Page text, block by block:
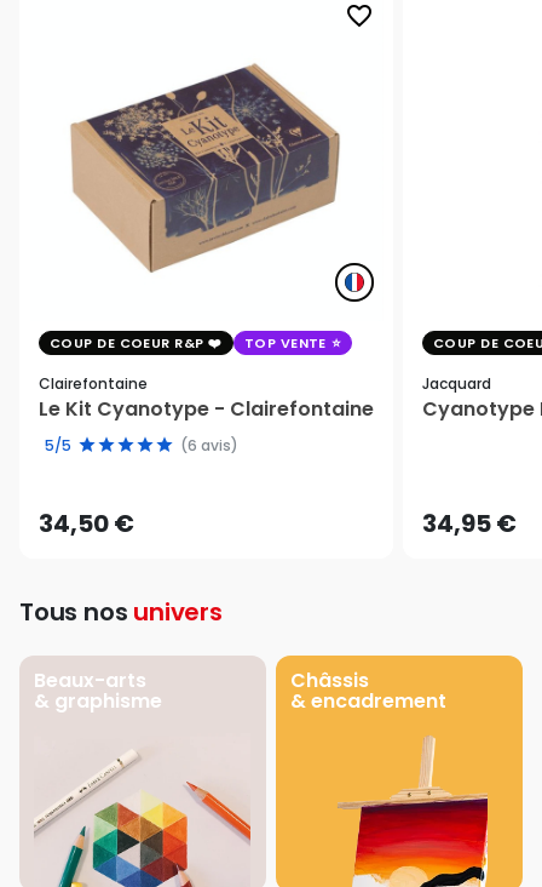
favorite_border
COUP DE COEUR R&P TOP VENTE
Clairefontaine
Le Kit Cyanotype - Clairefontaine
5/5 (6 avis)
34,50 €
COUP DE
Jacquard
Cyanotype
34,95 €
Tous nos univers
Beaux-arts
& graphisme
Châssis
& encadrement